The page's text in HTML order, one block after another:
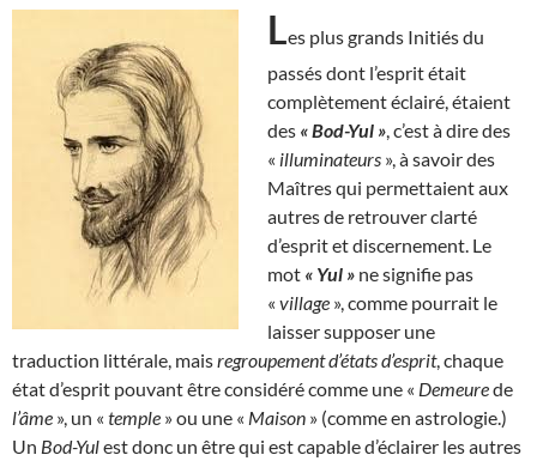
Les plus grands Initiés du
passés dont l’esprit était
complètement éclairé, étaient
des « Bod-Yul » , c’est à dire des
« illuminateurs », à savoir des
Maîtres qui permettaient aux
autres de retrouver clarté
d’esprit et discernement. Le
mot « Yul » ne signifie pas
« village », comme pourrait le
laisser supposer une
traduction littérale, maisregroupement d’états d’esprit, chaque
état d’esprit pouvant être considéré comme une « Demeurede
l’âme », un « temple » ou une « Maison » (comme en astrologie.)
Un Bod-Yulest donc un être qui est capable d’éclairer les autres